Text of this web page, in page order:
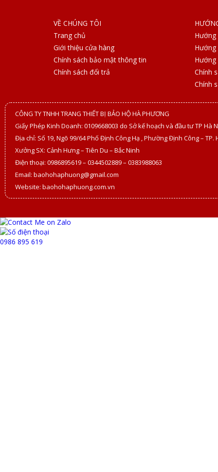
VỀ CHÚNG TÔI
Trang chủ
Giới thiệu cửa hàng
Chính sách bảo mật thông tin
Chính sách đổi trả
Hướng
Chính
Chính
CÔNG TY TNHH TRANG THIẾT BỊ BẢO HỘ HÀ PHƯƠNG
Giấy Phép Kinh Doanh: 0109668003 do Sở kế hoạch và đầu tư TP Hà
Địa chỉ: Số 19, Ngõ 99/64 Phố Định Công Hạ , Phường Định Công – TP.
Xưởng SX: Cảnh Hưng – Tiên Du – Bắc Ninh
Điện thoại: 0986895619 – 0344502889 – 0383988063
Email: baohohaphuong@gmail.com
Website: baohohaphuong.com.vn
0986 895 619